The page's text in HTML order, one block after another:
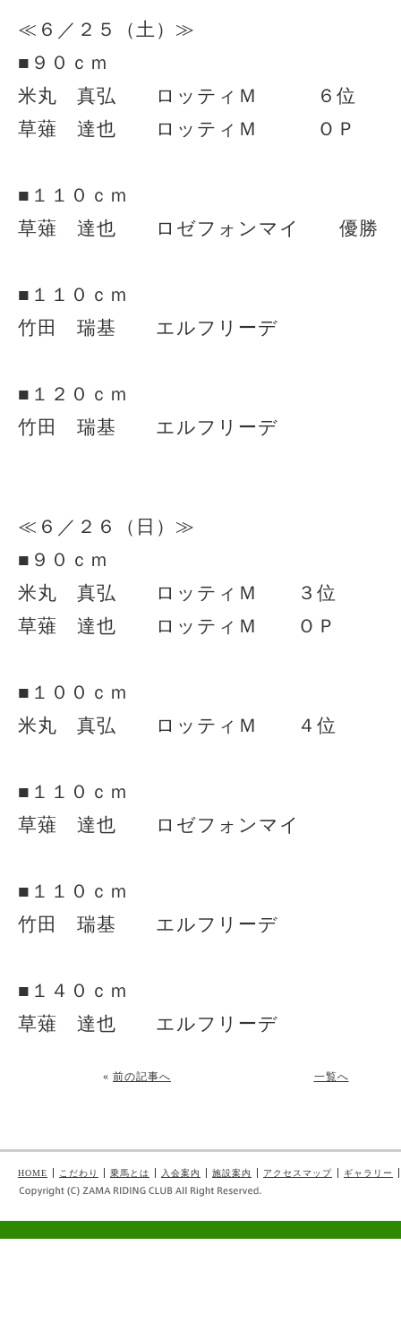
≪６／２５（土）≫
■９０ｃｍ
米丸 真弘 ロッティＭ ６位
草薙 達也 ロッティＭ ＯＰ
■１１０ｃｍ
草薙 達也 ロゼフォンマイ 優勝
■１１０ｃｍ
竹田 瑞基 エルフリーデ
■１２０ｃｍ
竹田 瑞基 エルフリーデ
≪６／２６（日）≫
■９０ｃｍ
米丸 真弘 ロッティＭ ３位
草薙 達也 ロッティＭ ＯＰ
■１００ｃｍ
米丸 真弘 ロッティＭ ４位
■１１０ｃｍ
草薙 達也 ロゼフォンマイ
■１１０ｃｍ
竹田 瑞基 エルフリーデ
■１４０ｃｍ
草薙 達也 エルフリーデ
« 前の記事へ 一覧へ
HOME こだわり 乗馬とは 入会案内 施設案内 アクセスマップ ギャラリー